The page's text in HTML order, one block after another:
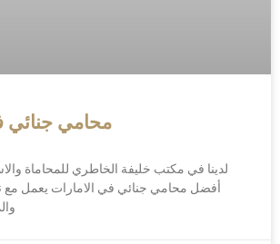
محامي جنائي
لدينا في مكتب خليفة الخاطري للمحاماة
أفضل محامي جنائي في الامارات يعمل مع